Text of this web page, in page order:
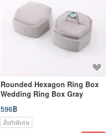
Rounded Hexagon Ring Box
Wedding Ring Box Gray
596฿
สั่งทำพิเศษ